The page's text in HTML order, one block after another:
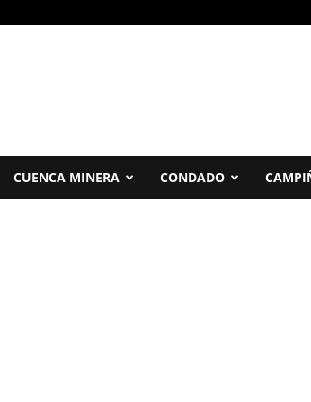
CUENCA MINERA CONDADO